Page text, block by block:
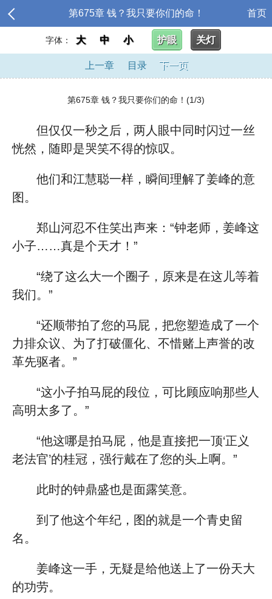
第675章 钱？我只要你们的命！ 首页
字体： 大 中 小 护眼 关灯
上一章 目录 下一页
第675章 钱？我只要你们的命！(1/3)
但仅仅一秒之后，两人眼中同时闪过一丝
恍然，随即是哭笑不得的惊叹。
他们和江慧聪一样，瞬间理解了姜峰的意
图。
郑山河忍不住笑出声来：“钟老师，姜峰这
小子……真是个天才！”
“绕了这么大一个圈子，原来是在这儿等着
我们。”
“还顺带拍了您的马屁，把您塑造成了一个
力排众议、为了打破僵化、不惜赌上声誉的改
革先驱者。”
“这小子拍马屁的段位，可比顾应响那些人
高明太多了。”
“他这哪是拍马屁，他是直接把一顶‘正义
老法官’的桂冠，强行戴在了您的头上啊。”
此时的钟鼎盛也是面露笑意。
到了他这个年纪，图的就是一个青史留
名。
姜峰这一手，无疑是给他送上了一份天大
的功劳。